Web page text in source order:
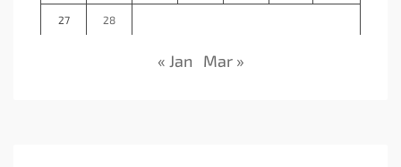
27 28
« Jan Mar »